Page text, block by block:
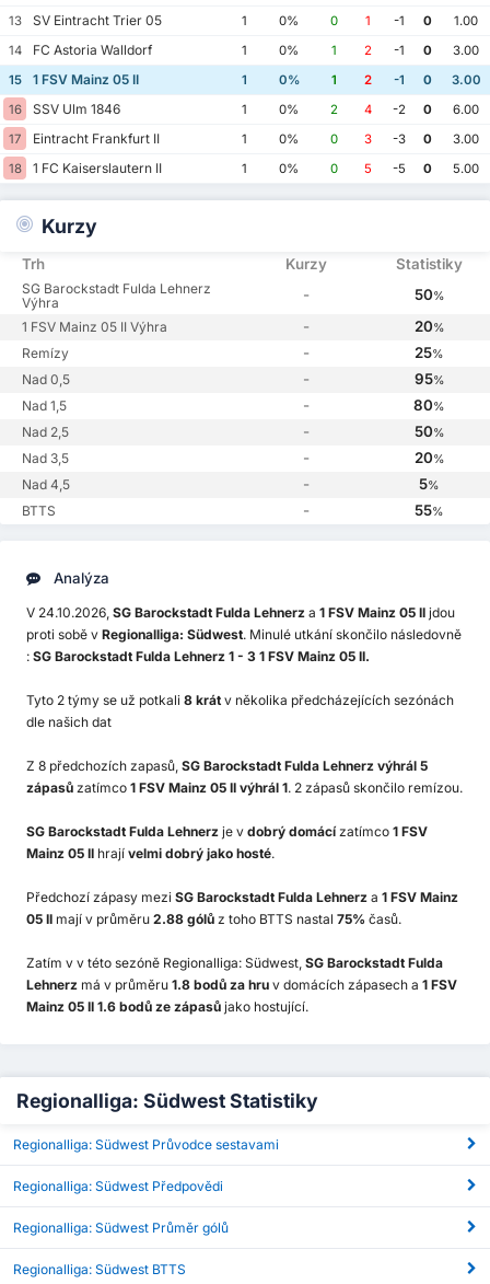
13
SV Eintracht Trier 05 1 0% 0 1 -1 0
1.00
14
FC Astoria Walldorf 1 0% 1 2 -1 0
3.00
15
1 FSV Mainz 05 II 1 0% 1 2 -1 0
3.00
16
SSV Ulm 1846 1 0% 2 4 -2 0
6.00
17
Eintracht Frankfurt II 1 0% 0 3 -3 0
3.00
18
1 FC Kaiserslautern II 1 0% 0 5 -5 0 5.00
Kurzy
Trh Kurzy Statistiky
SG Barockstadt Fulda Lehnerz
Výhra
- 50%
1 FSV Mainz 05 II Výhra - 20%
Remízy - 25%
Nad 0,5 - 95%
Nad 1,5 - 80%
Nad 2,5 - 50%
Nad 3,5 - 20%
Nad 4,5 - 5%
BTTS - 55%
Analýza
V 24.10.2026, SG Barockstadt Fulda Lehnerz a 1 FSV Mainz 05 II jdou
proti sobě v Regionalliga: Südwest. Minulé utkání skončilo následovně
: SG Barockstadt Fulda Lehnerz 1 - 3 1 FSV Mainz 05 II.
Tyto 2 týmy se už potkali 8 krát v několika předcházejících sezónách
dle našich dat
Z 8 předchozích zapasů, SG Barockstadt Fulda Lehnerz výhrál 5
zápasů zatímco 1 FSV Mainz 05 II výhrál 1. 2 zápasů skončilo remízou.
SG Barockstadt Fulda Lehnerz je v dobrý domácí zatímco 1 FSV
Mainz 05 II hrají velmi dobrý jako hosté.
Předchozí zápasy mezi SG Barockstadt Fulda Lehnerz a 1 FSV Mainz
05 II mají v průměru 2.88 gólů z toho BTTS nastal 75% časů.
Zatím v v této sezóně Regionalliga: Südwest, SG Barockstadt Fulda
Lehnerz má v průměru 1.8 bodů za hru v domácích zápasech a 1 FSV
Mainz 05 II 1.6 bodů ze zápasů jako hostující.
Regionalliga: Südwest Statistiky
Regionalliga: Südwest Průvodce sestavami
Regionalliga: Südwest Předpovědi
Regionalliga: Südwest Průměr gólů
Regionalliga: Südwest BTTS